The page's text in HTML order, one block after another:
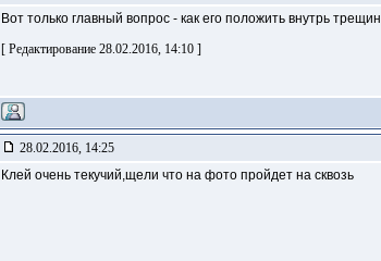
Вот только главный вопрос - как его положить внутрь
[ Редактирование 28.02.2016, 14:10 ]
28.02.2016, 14:25
Клей очень текучий,щели что на фото пройдет на сквозь